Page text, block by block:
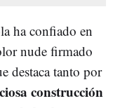
ha confiado en
nude firmado
destaca tanto por
construcción